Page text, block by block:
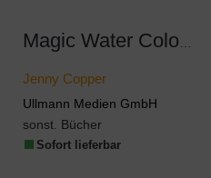
Jenny Copper
Ullmann Medien GmbH
sonst. Bücher
Sofort lieferbar